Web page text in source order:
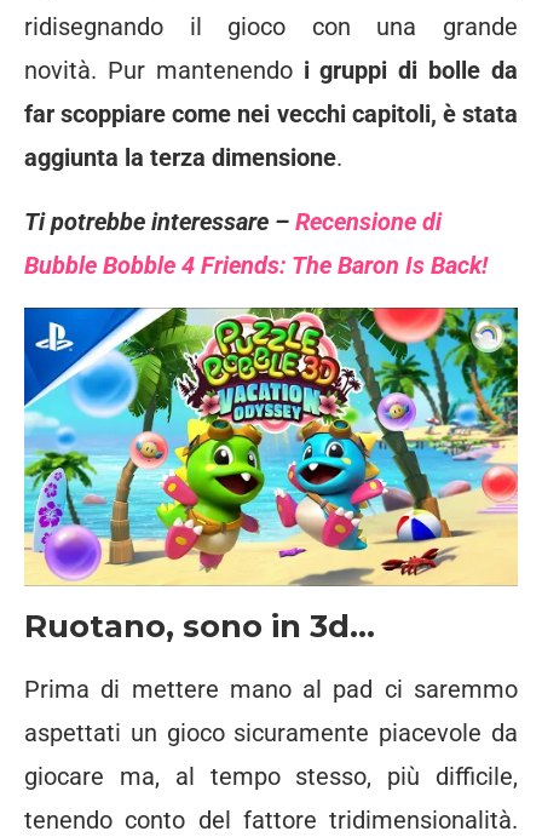
ridisegnando il gioco con una grande
novità. Pur mantenendo i gruppi di bolle da
far scoppiare come nei vecchi capitoli, è stata
aggiunta la terza dimensione.
Ti potrebbe interessare – Recensione di
Bubble Bobble 4 Friends: The Baron Is Back!
Ruotano, sono in 3d…
Prima di mettere mano al pad ci saremmo
aspettati un gioco sicuramente piacevole da
giocare ma, al tempo stesso, più difficile,
tenendo conto del fattore tridimensionalità.